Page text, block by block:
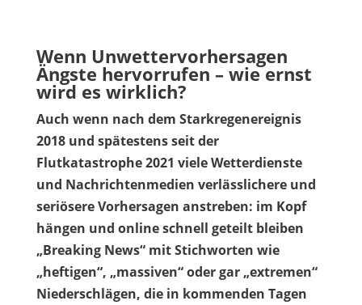
Wenn Unwettervorhersagen
Ängste hervorrufen – wie ernst
wird es wirklich?
Auch wenn nach dem Starkregenereignis
2018 und spätestens seit der
Flutkatastrophe 2021 viele Wetterdienste
und Nachrichtenmedien verlässlichere und
seriösere Vorhersagen anstreben: im Kopf
hängen und online schnell geteilt bleiben
„Breaking News“ mit Stichworten wie
„heftigen“, „massiven“ oder gar „extremen“
Niederschlägen, die in kommenden Tagen